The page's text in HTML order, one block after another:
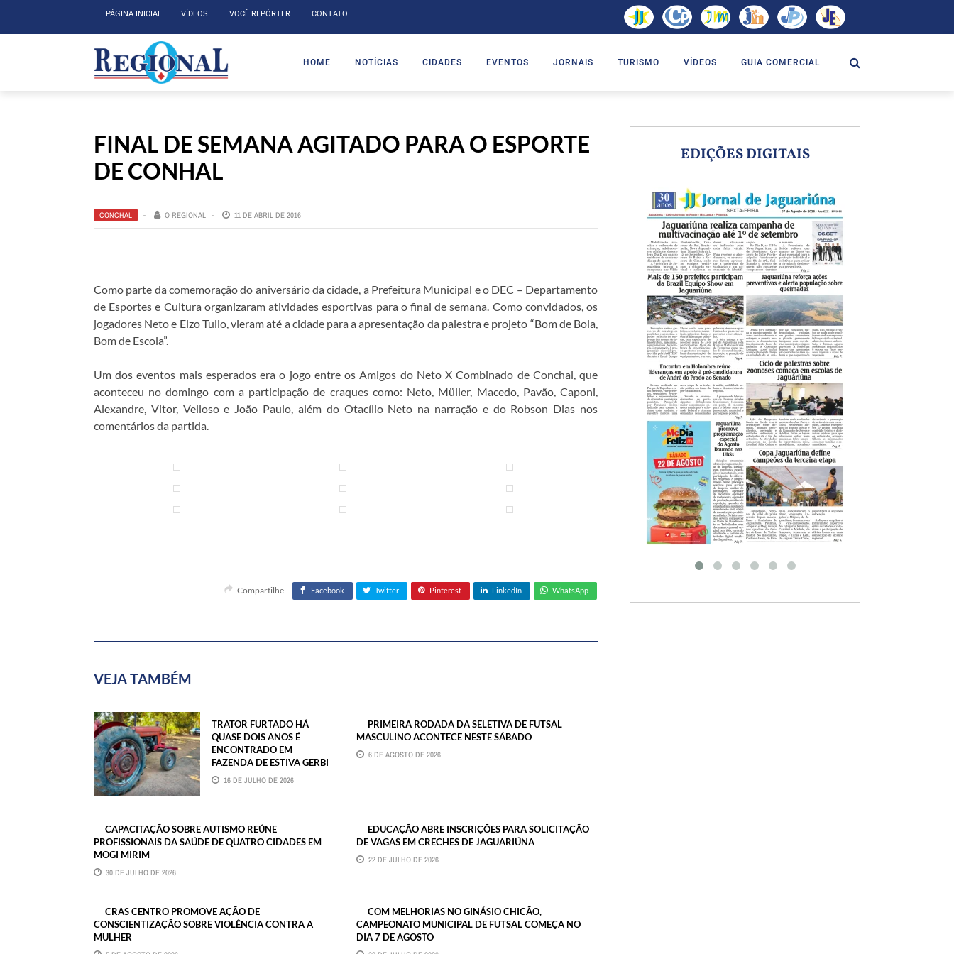
PÁGINA INICIAL VÍDEOS VOCÊ REPÓRTER CONTATO
HOME NOTÍCIAS CIDADES EVENTOS JORNAIS TURISMO VÍDEOS GUIA COMERCIAL
FINAL DE SEMANA AGITADO PARA O ESPORTE
DE CONHAL
CONCHAL O REGIONAL 11 DE ABRIL DE 2016
Como parte da comemoração do aniversário da cidade, a Prefeitura Municipal e o DEC – Departamento
de Esportes e Cultura organizaram atividades esportivas para o final de semana. Como convidados, os
jogadores Neto e Elzo Tulio, vieram até a cidade para a apresentação da palestra e projeto “Bom de Bola,
Bom de Escola”.
Um dos eventos mais esperados era o jogo entre os Amigos do Neto X Combinado de Conchal, que
aconteceu no domingo com a participação de craques como: Neto, Müller, Macedo, Pavão, Caponi,
Alexandre, Vitor, Velloso e João Paulo, além do Otacílio Neto na narração e do Robson Dias nos
comentários da partida.
Compartilhe Facebook Twitter Pinterest LinkedIn WhatsApp
VEJA TAMBÉM
TRATOR FURTADO HÁ
QUASE DOIS ANOS É
ENCONTRADO EM
FAZENDA DE ESTIVA GERBI
16 DE JULHO DE 2026
PRIMEIRA RODADA DA SELETIVA DE FUTSAL
MASCULINO ACONTECE NESTE SÁBADO
6 DE AGOSTO DE 2026
CAPACITAÇÃO SOBRE AUTISMO REÚNE
PROFISSIONAIS DA SAÚDE DE QUATRO CIDADES EM
MOGI MIRIM
30 DE JULHO DE 2026
EDUCAÇÃO ABRE INSCRIÇÕES PARA SOLICITAÇÃO
DE VAGAS EM CRECHES DE JAGUARIÚNA
22 DE JULHO DE 2026
CRAS CENTRO PROMOVE AÇÃO DE
CONSCIENTIZAÇÃO SOBRE VIOLÊNCIA CONTRA A
MULHER
COM MELHORIAS NO GINÁSIO CHICÃO,
CAMPEONATO MUNICIPAL DE FUTSAL COMEÇA NO
DIA 7 DE AGOSTO
EDIÇÕES DIGITAIS